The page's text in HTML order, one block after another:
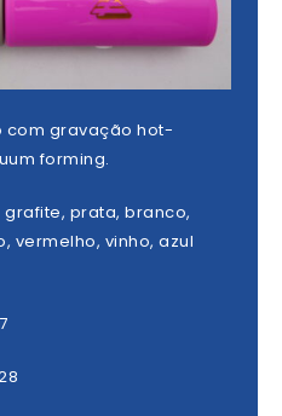
com gravação hot-
forming.
prata, branco,
vermelho, vinho, azul